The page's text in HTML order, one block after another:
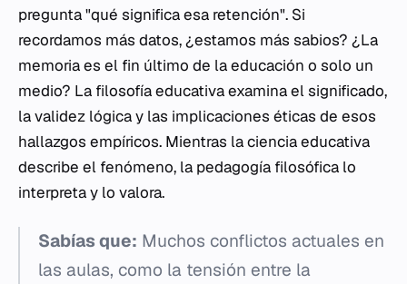
pregunta "qué significa esa retención". Si
recordamos más datos, ¿estamos más sabios? ¿La
memoria es el fin último de la educación o solo un
medio? La filosofía educativa examina el significado,
la validez lógica y las implicaciones éticas de esos
hallazgos empíricos. Mientras la ciencia educativa
describe el fenómeno, la pedagogía filosófica lo
interpreta y lo valora.
Sabías que: Muchos conflictos actuales en
las aulas, como la tensión entre la